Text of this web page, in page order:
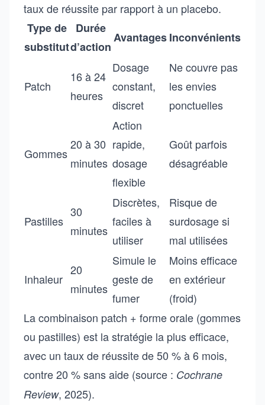
taux de réussite par rapport à un placebo.
Type de
substitut
Durée
d’action
AvantagesInconvénients
Patch
16 à 24
heures
Dosage
constant,
discret
Ne couvre pas
les envies
ponctuelles
Gommes
20 à 30
minutes
Action
rapide,
dosage
flexible
Goût parfois
désagréable
Pastilles
30
minutes
Discrètes,
faciles à
utiliser
Risque de
surdosage si
mal utilisées
Inhaleur
20
minutes
Simule le
geste de
fumer
Moins efficace
en extérieur
(froid)
La combinaison patch + forme orale (gommes
ou pastilles) est la stratégie la plus efficace,
avec un taux de réussite de 50 % à 6 mois,
contre 20 % sans aide (source : Cochrane
Review, 2025).